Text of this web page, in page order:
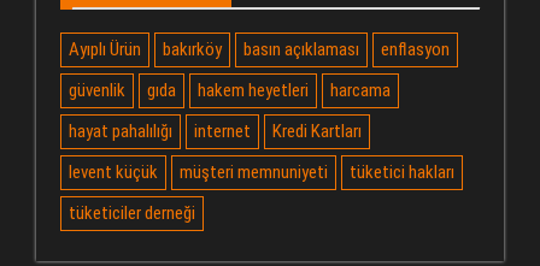
Ayıplı Ürün bakırköy basın açıklaması
enflasyon
güvenlik
gıda hakem heyetleri
harcama
hayat pahalılığı
internet
Kredi Kartları
levent küçük
müşteri memnuniyeti
tüketici hakları
tüketiciler derneği